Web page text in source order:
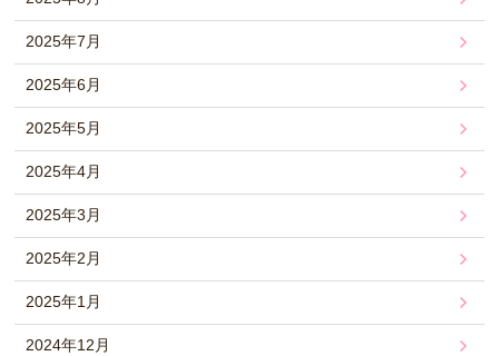
2025年7月
2025年6月
2025年5月
2025年4月
2025年3月
2025年2月
2025年1月
2024年12月